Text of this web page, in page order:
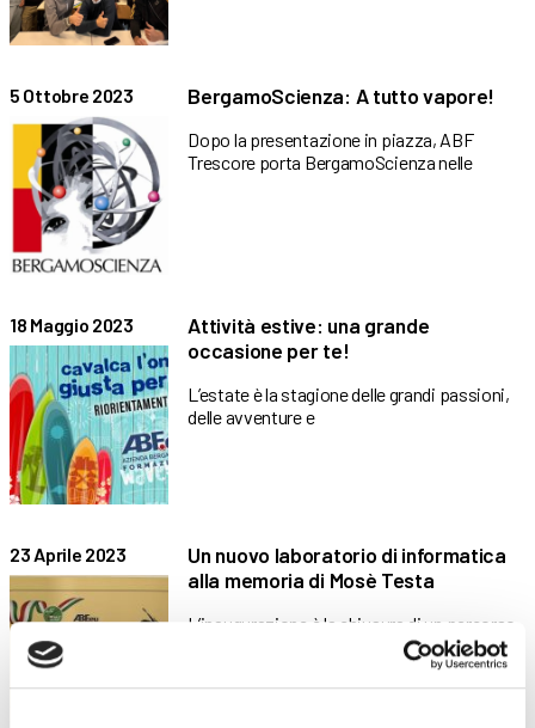
5 Ottobre 2023 BergamoScienza: A tutto vapore!
Dopo la presentazione in piazza, ABF
Trescore porta BergamoScienza nelle
18 Maggio 2023
Attività estive: una grande
occasione per te!
L’estate è la stagione delle grandi passioni,
delle avventure e
23 Aprile 2023
Un nuovo laboratorio di informatica
alla memoria di Mosè Testa
L’inaugurazione è la chiusura di un percorso